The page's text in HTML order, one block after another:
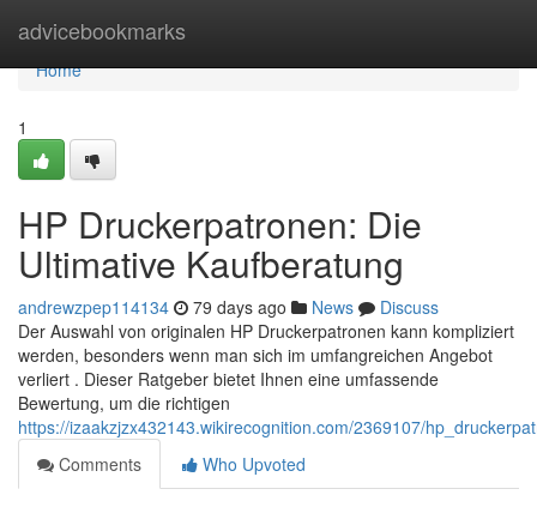
advicebookmarks
Home
Home
1
HP Druckerpatronen: Die
Ultimative Kaufberatung
andrewzpep114134 79 days ago News
Discuss
Der Auswahl von originalen HP Druckerpatronen kann kompliziert
werden, besonders wenn man sich im umfangreichen Angebot
verliert . Dieser Ratgeber bietet Ihnen eine umfassende
Bewertung, um die richtigen
https://izaakzjzx432143.wikirecognition.com/2369107/
Comments
Who Upvoted